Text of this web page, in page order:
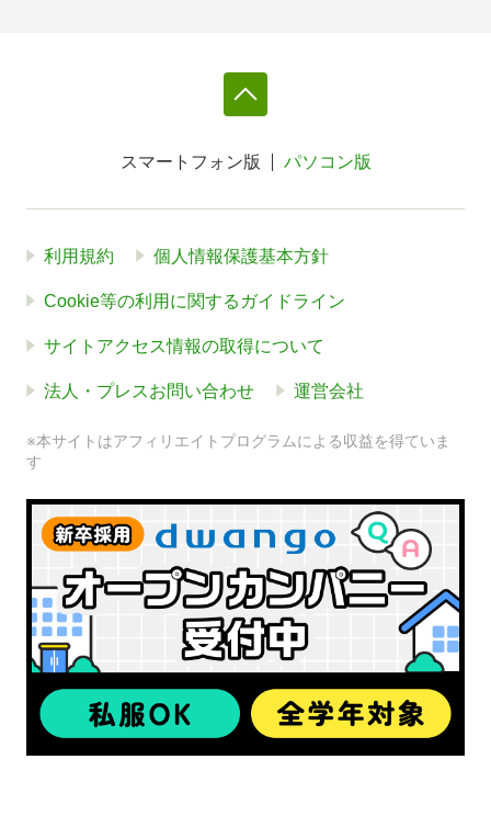
スマートフォン版 パソコン版
利用規約 個人情報保護基本方針
Cookie等の利用に関するガイドライン
サイトアクセス情報の取得について
法人・プレスお問い合わせ 運営会社
※本サイトはアフィリエイトプログラムによる収益を得ていま
す